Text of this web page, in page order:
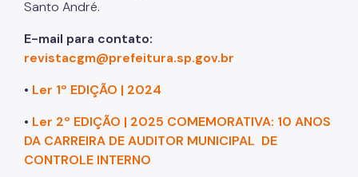
Santo André.
E-mail para contato:
revistacgm@prefeitura.sp.gov.br
• Ler 1º EDIÇÃO | 2024
• Ler 2º EDIÇÃO | 2025 COMEMORATIVA: 10 ANOS
DA CARREIRA DE AUDITOR MUNICIPAL DE
CONTROLE INTERNO